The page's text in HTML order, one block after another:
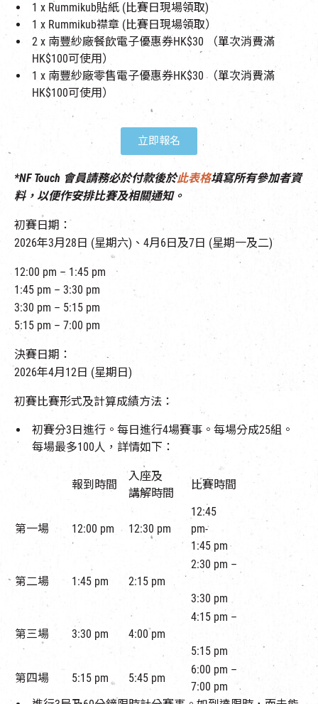
1 x Rummikub貼紙 (比賽日現場領取)
1 x Rummikub襟章 (比賽日現場領取）
2 x 南豐紗廠餐飲電子優惠券HK$30 （單次消費滿
HK$100可使用）
1 x 南豐紗廠零售電子優惠券HK$30 （單次消費滿
HK$100可使用）
立即報名
*NF Touch 會員請務必於付款後於此表格填寫所有參加者資
料，以便作安排比賽及相關通知。
初賽日期：
2026年3月28日 (星期六)、4月6日及7日 (星期一及二)
12:00 pm – 1:45 pm
1:45 pm – 3:30 pm
3:30 pm – 5:15 pm
5:15 pm – 7:00 pm
決賽日期：
2026年4月12日 (星期日)
初賽比賽形式及計算成績方法：
初賽分3日進行。每日進行4場賽事。每場分成25組。
每場最多100人，詳情如下：
報到時間
入座及
講解時間
比賽時間
第一場 12:00 pm 12:30 pm
12:45
pm-
1:45 pm
第二場 1:45 pm 2:15 pm
2:30 pm –
3:30 pm
第三場 3:30 pm 4:00 pm
4:15 pm –
5:15 pm
第四場
5:15 pm 5:45 pm
6:00 pm –
7:00 pm